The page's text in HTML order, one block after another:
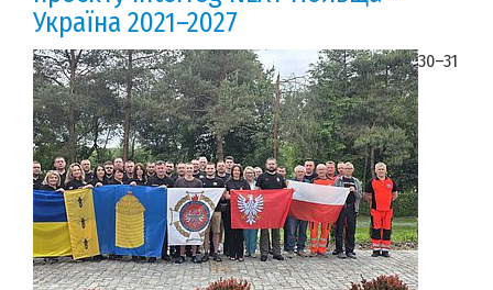
Україна 2021–2027
30–31